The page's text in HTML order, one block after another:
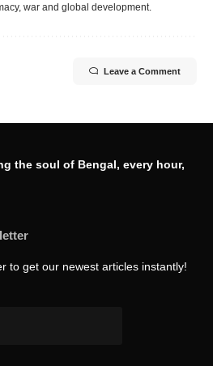
war and global development.
Leave a Comment
the soul of Bengal, every hour,
to get our newest articles instantly!